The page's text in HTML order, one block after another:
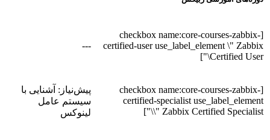
[checkbox name:core-courses-zabbix-
certified-user use_label_element \" Zabbix
Certified User\"]
---
[checkbox name:core-courses-zabbix-
certified-specialist use_label_element
\" Zabbix Certified Specialist\"]
پیش‌نیاز: آشنایی با
سیستم عامل
لینوکس